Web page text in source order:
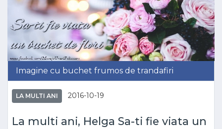
Imagine cu buchet frumos de trandafiri
LA MULTI ANI 2016-10-19
La multi ani, Helga Sa-ti fie viata un